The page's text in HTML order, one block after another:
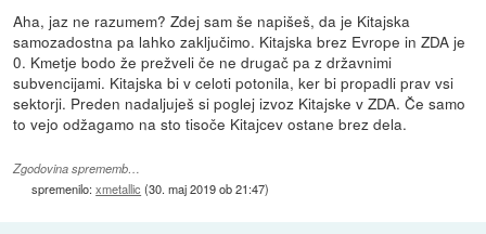
Aha, jaz ne razumem? Zdej sam še napišeš, da je Kitajska
samozadostna pa lahko zaključimo. Kitajska brez Evrope in ZDA je
0. Kmetje bodo že prežveli če ne drugač pa z državnimi
subvencijami. Kitajska bi v celoti potonila, ker bi propadli prav vsi
sektorji. Preden nadaljuješ si poglej izvoz Kitajske v ZDA. Če samo
to vejo odžagamo na sto tisoče Kitajcev ostane brez dela.
Zgodovina sprememb…
spremenilo:xmetallic (30. maj 2019 ob 21:47)